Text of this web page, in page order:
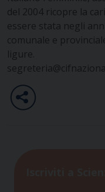
del 2004 ricopre la
essere stata negli
comunale e
ligure.